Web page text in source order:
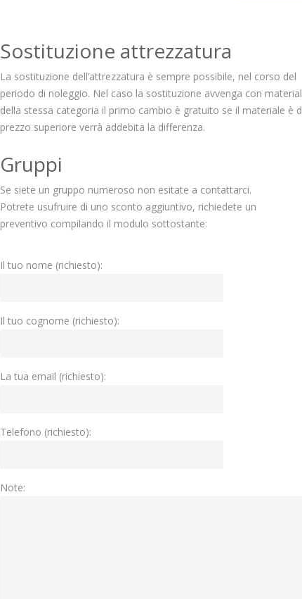
Sostituzione attrezzatura
La sostituzione dell’attrezzatura è sempre possibile, nel corso del
periodo di noleggio. Nel caso la sostituzione avvenga con materiale
della stessa categoria il primo cambio è gratuito se il materiale è di
prezzo superiore verrà addebita la differenza.
Gruppi
Se siete un gruppo numeroso non esitate a contattarci.
Potrete usufruire di uno sconto aggiuntivo, richiedete un
preventivo compilando il modulo sottostante:
Il tuo nome (richiesto):
Il tuo cognome (richiesto):
La tua email (richiesto):
Telefono (richiesto):
Note: